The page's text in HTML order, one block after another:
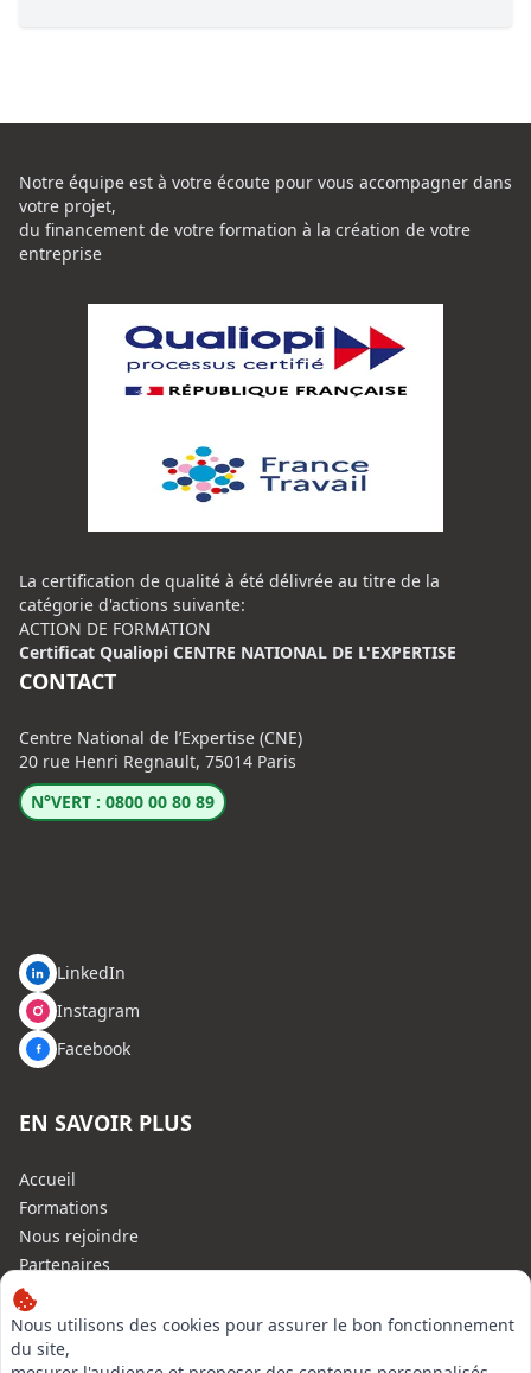
Nous utilisons des cookies pour assurer le bon fonctionnement
du site,
Notre équipe est à votre écoute pour vous accompagner dans
votre projet,
du financement de votre formation à la création de votre
entreprise
La certification de qualité à été délivrée au titre de la
catégorie d'actions suivante:
ACTION DE FORMATION
Certificat Qualiopi CENTRE NATIONAL DE L'EXPERTISE
CONTACT
Centre National de l’Expertise (CNE)
20 rue Henri Regnault, 75014 Paris
N°VERT : 0800 00 80 89
LinkedIn
Instagram
Facebook
EN SAVOIR PLUS
Accueil
Formations
Nous rejoindre
Partenaires
Autres missions
Le C.N.E.
Membre IVSC